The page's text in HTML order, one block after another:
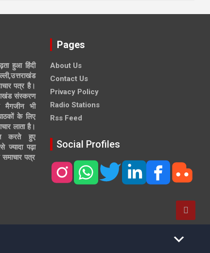
हुआ हिंदी
पत्र है।
संस्करण
भी
के लिए
लाता है।
करते हुए
पढ़ा
पत्र
Pages
About Us
Contact Us
Privacy Policy
Radio Stations
Rss Feed
Social Profiles